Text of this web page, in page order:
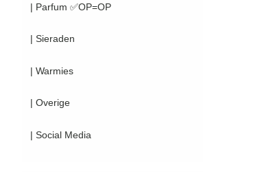
| Parfum ✅OP=OP
| Sieraden
| Warmies
| Overige
| Social Media